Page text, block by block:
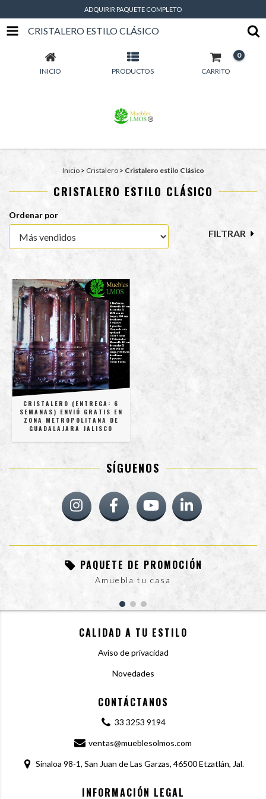
ADQUIRIR PAQUETE COMPLETO
CRISTALERO ESTILO CLÁSICO
INICIO PRODUCTOS CARRITO
0
Inicio > Cristalero > Cristalero estilo Clásico
CRISTALERO ESTILO CLÁSICO
Ordenar por
FILTRAR
CRISTALERO (ENTREGA: 6
SEMANAS) ENVIÓ GRATIS EN
ZONA METROPOLITANA DE
GUADALAJARA JALISCO
SÍGUENOS
PAQUETE DE PROMOCIÓN
Amuebla tu casa
CALIDAD A TU ESTILO
Aviso de privacidad
Novedades
CONTÁCTANOS
33 3253 9194
ventas@mueblesolmos.com
Sinaloa 98-1, San Juan de Las Garzas, 46500 Etzatlán, Jal.
INFORMACIÓN LEGAL